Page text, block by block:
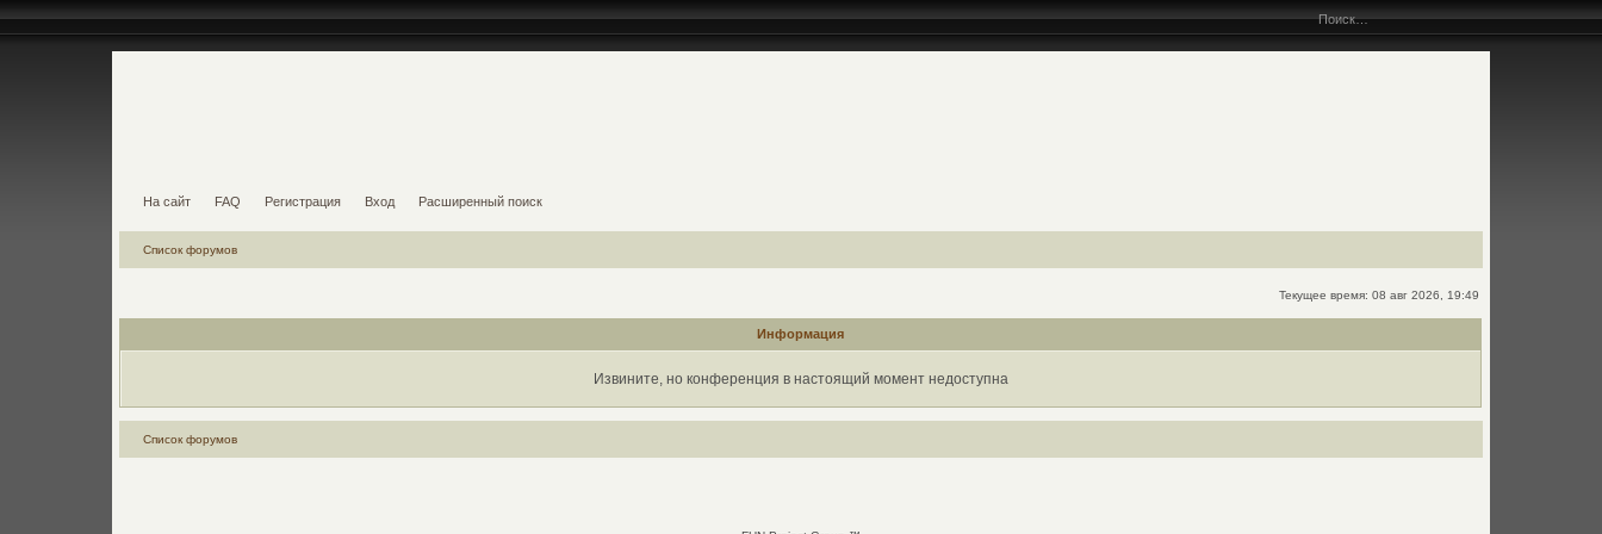
На сайт FAQ Регистрация Вход Расширенный поиск
Список форумов
Текущее время: 08 авг 2026, 19:49
Информация
Извините, но конференция в настоящий момент недоступна
Список форумов